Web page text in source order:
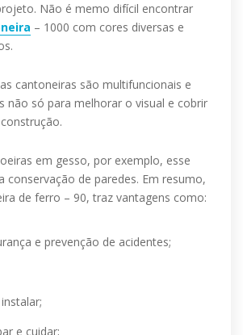
Não é memo difícil encontrar
– 1000 com cores diversas e
cantoneiras são multifuncionais e
não só para melhorar o visual e cobrir
em gesso, por exemplo, esse
conservação de paredes. Em resumo,
de ferro – 90, traz vantagens como:
e prevenção de acidentes;
e cuidar;